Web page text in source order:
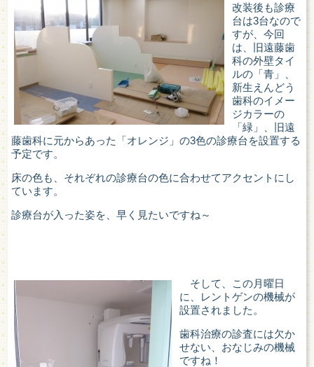
改装後も診療
台は3台なので
すが、今回
は、旧遠藤歯
科の外壁タイ
ルの「青」、
新生えんどう
歯科のイメー
ジカラーの
「緑」、旧遠
藤歯科に元からあった「オレンジ」の3色の診療台を設置する
予定です。
床の色も、それぞれの診療台の色に合わせてアクセントにし
ています。
診療台が入った姿を、早く見たいですね～
そして、この月曜日
に、レントゲンの機械が
設置されました。
歯科治療の診査には欠か
せない、おなじみの機械
ですね！